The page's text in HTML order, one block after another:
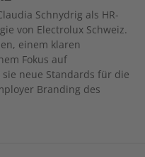
Schnydrig als HR-
von Electrolux Schweiz.
einem klaren
Fokus auf
neue Standards für die
Branding des